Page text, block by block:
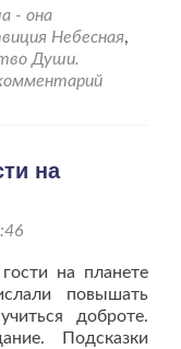
проВам
Силы
Высшие
подсказки
- она
Небесная,
Души.
на
на планете
повышать
доброте.
Подсказки